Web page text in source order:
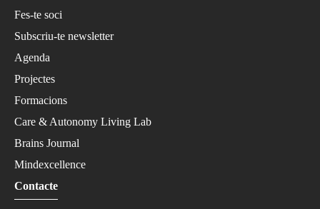
Fes-te soci
Subscriu-te newsletter
Agenda
Projectes
Formacions
Care & Autonomy Living Lab
Brains Journal
Mindexcellence
Contacte